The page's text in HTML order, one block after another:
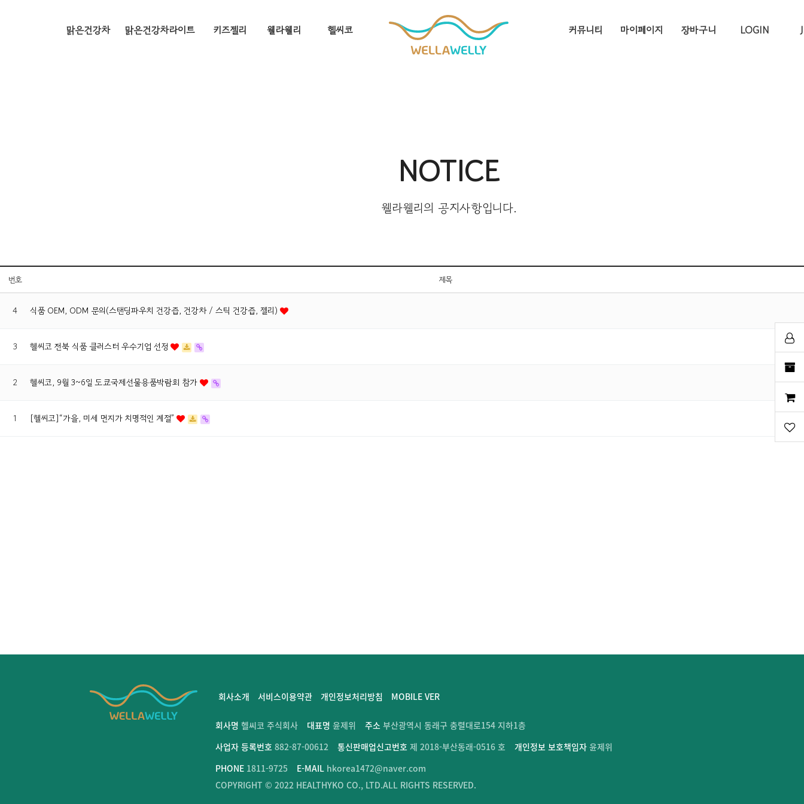
맑은건강차 맑은건강차라이트 키즈젤리 웰라웰리 헬씨코 커뮤니티 마이페이지 장바구니 LOGIN
NOTICE
웰라웰리의 공지사항입니다.
번호 제목
4 식품 OEM, ODM 문의(스탠딩파우치 건강즙, 건강차 / 스틱 건강즙, 젤리)
3 헬씨코 전북 식품 클러스터 우수기업 선정
2 헬씨코, 9월 3~6일 도쿄국제선물용품박람회 참가
1 [헬씨코]“가을, 미세 먼지가 치명적인 계절”
회사소개 서비스이용약관 개인정보처리방침 MOBILE VER
회사명 헬씨코 주식회사 대표명 윤제위 주소 부산광역시 동래구 충렬대로154 지하1층
사업자 등록번호 882-87-00612 통신판매업신고번호 제 2018-부산동래-0516 호 개인정보 보호책임자 윤제위
PHONE 1811-9725 E-MAIL hkorea1472@naver.com
COPYRIGHT © 2022 HEALTHYKO CO., LTD.ALL RIGHTS RESERVED.